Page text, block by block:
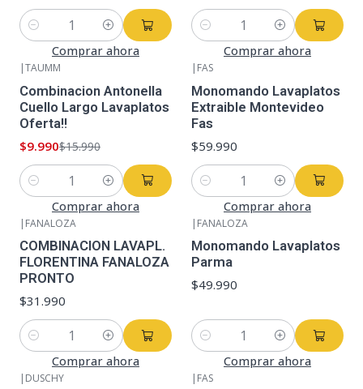
Cantidad
Comprar ahora
Cantidad
Comprar ahora
TAUMM
Combinacion Antonella
Cuello Largo Lavaplatos
Oferta!!
$9.990$15.990
Cantidad
Comprar ahora
FAS
Monomando Lavaplatos
Extraible Montevideo
Fas
$59.990
Cantidad
Comprar ahora
| FANALOZA
COMBINACION LAVAPL.
FLORENTINA FANALOZA
PRONTO
$31.990
Cantidad
Comprar ahora
| FANALOZA
Monomando Lavaplatos
Parma
$49.990
Cantidad
Comprar ahora
| DUSCHY | FAS